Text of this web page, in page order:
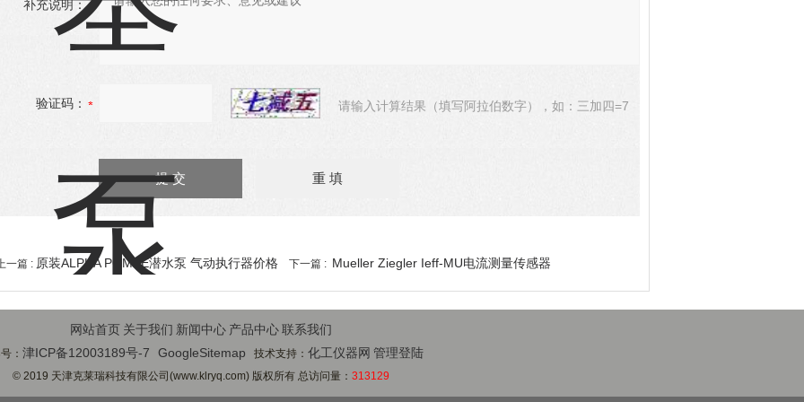
补充说明：
验证码： 请输入计算结果（填写阿拉伯数字），如：三加四=7
一篇 : 原装ALPHA POMPE潜水泵 气动执行器价格 下一篇 : Mueller Ziegler Ieff-MU电流测量传感器
网站首页 关于我们 新闻中心 产品中心联系我们
： 津ICP备12003189号-7 GoogleSitemap 技术支持： 化工仪器网 管理登陆
© 2019 天津克莱瑞科技有限公司(www.klryq.com) 版权所有 总访问量： 313129